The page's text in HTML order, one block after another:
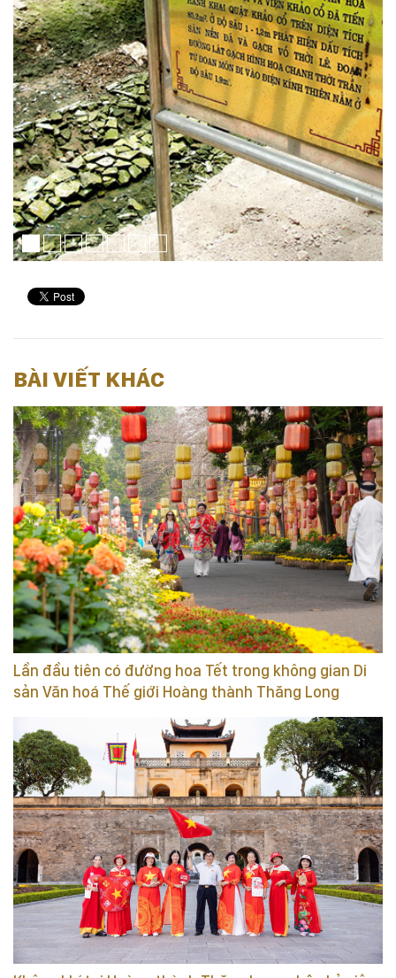
BÀI VIẾT KHÁC
Lần đầu tiên có đường hoa Tết trong không gian Di
sản Văn hoá Thế giới Hoàng thành Thăng Long